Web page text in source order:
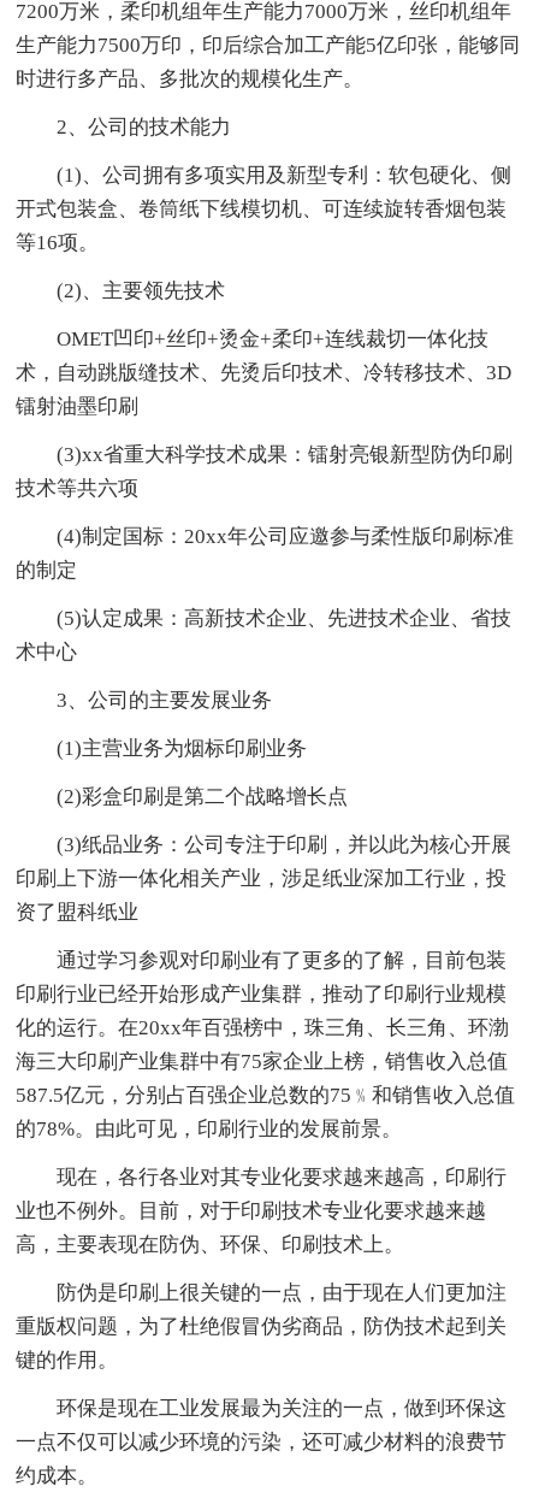
7200万米，柔印机组年生产能力7000万米，丝印机组年
生产能力7500万印，印后综合加工产能5亿印张，能够同
时进行多产品、多批次的规模化生产。
2、公司的技术能力
(1)、公司拥有多项实用及新型专利：软包硬化、侧
开式包装盒、卷筒纸下线模切机、可连续旋转香烟包装
等16项。
(2)、主要领先技术
OMET凹印+丝印+烫金+柔印+连线裁切一体化技
术，自动跳版缝技术、先烫后印技术、冷转移技术、3D
镭射油墨印刷
(3)xx省重大科学技术成果：镭射亮银新型防伪印刷
技术等共六项
(4)制定国标：20xx年公司应邀参与柔性版印刷标准
的制定
(5)认定成果：高新技术企业、先进技术企业、省技
术中心
3、公司的主要发展业务
(1)主营业务为烟标印刷业务
(2)彩盒印刷是第二个战略增长点
(3)纸品业务：公司专注于印刷，并以此为核心开展
印刷上下游一体化相关产业，涉足纸业深加工行业，投
资了盟科纸业
通过学习参观对印刷业有了更多的了解，目前包装
印刷行业已经开始形成产业集群，推动了印刷行业规模
化的运行。在20xx年百强榜中，珠三角、长三角、环渤
海三大印刷产业集群中有75家企业上榜，销售收入总值
587.5亿元，分别占百强企业总数的75﹪和销售收入总值
的78%。由此可见，印刷行业的发展前景。
现在，各行各业对其专业化要求越来越高，印刷行
业也不例外。目前，对于印刷技术专业化要求越来越
高，主要表现在防伪、环保、印刷技术上。
防伪是印刷上很关键的一点，由于现在人们更加注
重版权问题，为了杜绝假冒伪劣商品，防伪技术起到关
键的作用。
环保是现在工业发展最为关注的一点，做到环保这
一点不仅可以减少环境的污染，还可减少材料的浪费节
约成本。